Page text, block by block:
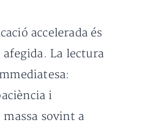
accelerada és
La lectura
i
sovint a